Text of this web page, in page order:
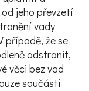
jeho převzetí
vady
případě, že se
odstranit,
věci bez vad
součásti